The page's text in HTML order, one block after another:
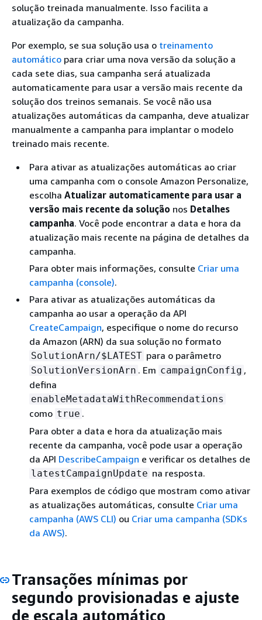
solução treinada manualmente. Isso facilita a
atualização da campanha.
Por exemplo, se sua solução usa o treinamento
automático para criar uma nova versão da solução a
cada sete dias, sua campanha será atualizada
automaticamente para usar a versão mais recente da
solução dos treinos semanais. Se você não usa
atualizações automáticas da campanha, deve atualizar
manualmente a campanha para implantar o modelo
treinado mais recente.
Para ativar as atualizações automáticas ao criar
uma campanha com o console Amazon Personalize,
escolha Atualizar automaticamente para usar a
versão mais recente da solução nos Detalhes
campanha. Você pode encontrar a data e hora da
atualização mais recente na página de detalhes da
campanha.
Para obter mais informações, consulte Criar uma
campanha (console).
Para ativar as atualizações automáticas da
campanha ao usar a operação da API
CreateCampaign, especifique o nome do recurso
da Amazon (ARN) da sua solução no formato
SolutionArn/$LATEST para o parâmetro
SolutionVersionArn . Em campaignConfig ,
defina
enableMetadataWithRecommendations
como true .
Para obter a data e hora da atualização mais
recente da campanha, você pode usar a operação
da API DescribeCampaign e verificar os detalhes de
latestCampaignUpdate na resposta.
Para exemplos de código que mostram como ativar
as atualizações automáticas, consulte Criar uma
campanha (AWS CLI) ou Criar uma campanha (SDKs
da AWS).
Transações mínimas por
segundo provisionadas e ajuste
de escala automático